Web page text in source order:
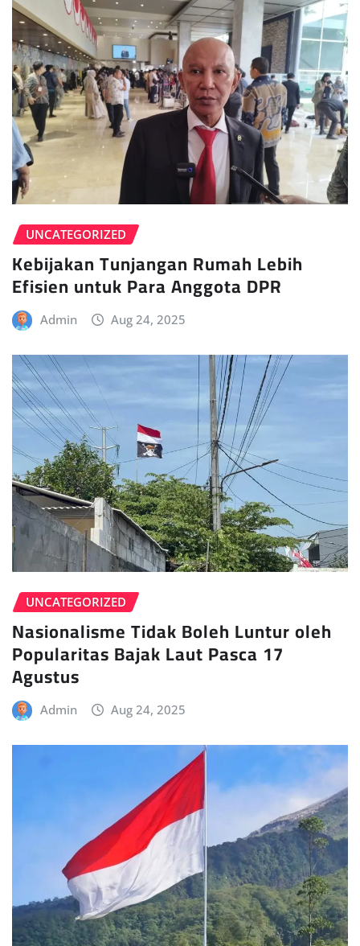
UNCATEGORIZED
Kebijakan Tunjangan Rumah Lebih
Efisien untuk Para Anggota DPR
Admin Aug 24, 2025
UNCATEGORIZED
Nasionalisme Tidak Boleh Luntur oleh
Popularitas Bajak Laut Pasca 17
Agustus
Admin Aug 24, 2025